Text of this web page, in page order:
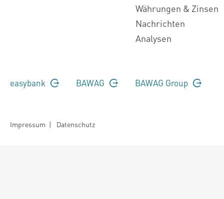
Währungen & Zinsen
Nachrichten
Analysen
easybank BAWAG BAWAG Group
Impressum | Datenschutz